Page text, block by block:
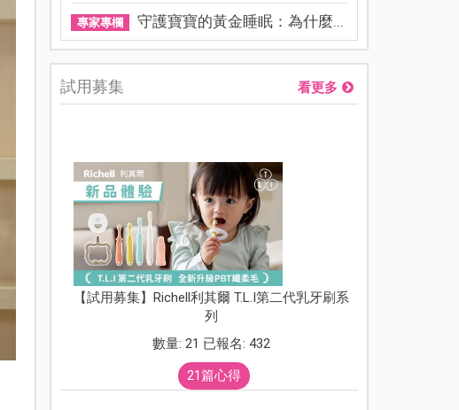
專家專欄 守護寶寶的黃金睡眠：為什麼...
試用募集 看更多
【試用募集】Richell利其爾 T.L.I第二代乳牙刷系
列
數量: 21 已報名: 432
21篇心得